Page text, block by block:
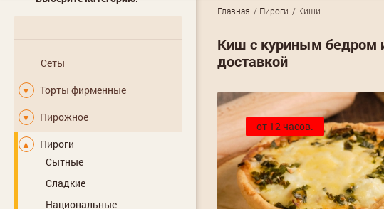
Сеты
▼ Торты фирменные
▼ Пирожное
▲
Пироги
Сытные
Сладкие
Национальные
Главная Пироги Киши
Киш с куриным бедром
доставкой
от 12 часов.